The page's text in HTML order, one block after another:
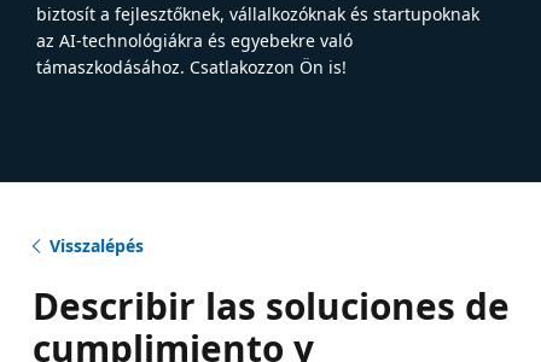
biztosít a fejlesztőknek, vállalkozóknak és startupoknak
az AI-technológiákra és egyebekre való
támaszkodásához. Csatlakozzon Ön is!
Visszalépés
Describir las soluciones de
cumplimiento y